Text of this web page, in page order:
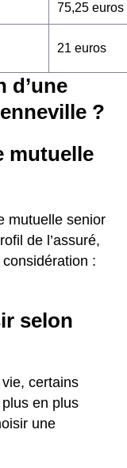
75,25 euros
21 euros
d’une
?
mutuelle
mutuelle senior
de l’assuré,
:
selon
certains
en plus
une